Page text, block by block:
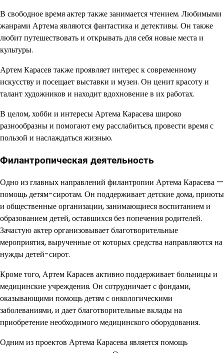
В свободное время актер также занимается чтением. Любимыми
жанрами Артема являются фантастика и детективы. Он также
любит путешествовать и открывать для себя новые места и
культуры.
Артем Карасев также проявляет интерес к современному
искусству и посещает выставки и музеи. Он ценит красоту и
талант художников и находит вдохновение в их работах.
В целом, хобби и интересы Артема Карасева широко
разнообразны и помогают ему расслабиться, провести время с
пользой и наслаждаться жизнью.
Филантропическая деятельность
Одно из главных направлений филантропии Артема Карасева —
помощь детям-сиротам. Он поддерживает детские дома, приюты
и общественные организации, занимающиеся воспитанием и
образованием детей, оставшихся без попечения родителей.
Зачастую актер организовывает благотворительные
мероприятия, вырученные от которых средства направляются на
нужды детей-сирот.
Кроме того, Артем Карасев активно поддерживает больницы и
медицинские учреждения. Он сотрудничает с фондами,
оказывающими помощь детям с онкологическими
заболеваниями, и дает благотворительные вклады на
приобретение необходимого медицинского оборудования.
Одним из проектов Артема Карасева является помощь